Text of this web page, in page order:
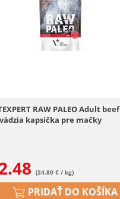
RAW PALEO Adult
kapsička pre mačky
(24.80 € / kg)
PRIDAŤ DO KOŠÍKA